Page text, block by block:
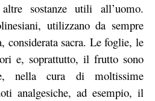
sostanze utili all’uomo.
utilizzano da sempre
considerata sacra. Le foglie, le
e, soprattutto, il frutto sono
nella cura di moltissime
analgesiche, ad esempio, il